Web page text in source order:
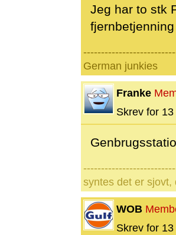
Jeg har to stk
fjernbetjenning
German junkies
Franke
Skrev for
syntes det er
WOB
Skrev for